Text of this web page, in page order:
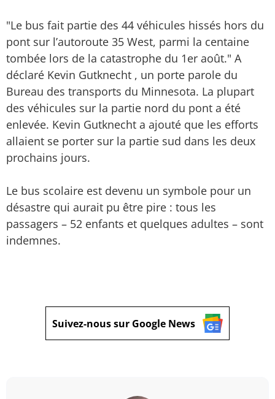
"Le bus fait partie des 44 véhicules hissés hors du
pont sur l’autoroute 35 West, parmi la centaine
tombée lors de la catastrophe du 1er août." A
déclaré Kevin Gutknecht , un porte parole du
Bureau des transports du Minnesota. La plupart
des véhicules sur la partie nord du pont a été
enlevée. Kevin Gutknecht a ajouté que les efforts
allaient se porter sur la partie sud dans les deux
prochains jours.
Le bus scolaire est devenu un symbole pour un
désastre qui aurait pu être pire : tous les
passagers – 52 enfants et quelques adultes – sont
indemnes.
Suivez-nous sur Google News